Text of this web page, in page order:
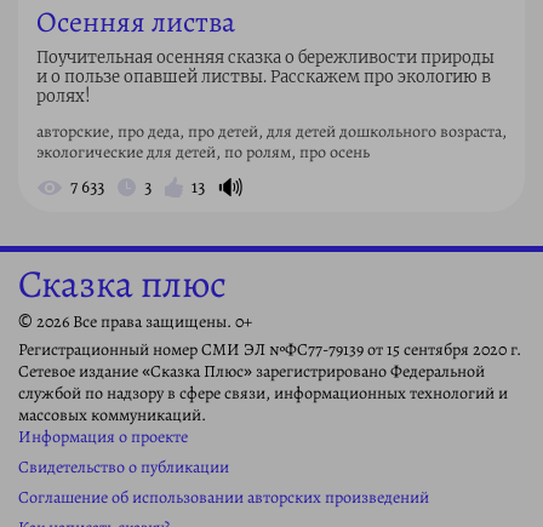
Осенняя листва
Поучительная осенняя сказка о бережливости природы
и о пользе опавшей листвы. Расскажем про экологию в
ролях!
авторские, про деда, про детей, для детей дошкольного возраста,
экологические для детей, по ролям, про осень
7 633 3 13 🔊
Сказка плюс
© 2026 Все права защищены. 0+
Регистрационный номер СМИ ЭЛ №ФС77-79139 от 15 сентября 2020 г.
Сетевое издание «Сказка Плюс» зарегистрировано Федеральной
службой по надзору в сфере связи, информационных технологий и
массовых коммуникаций.
Информация о проекте
Свидетельство о публикации
Соглашение об использовании авторских произведений